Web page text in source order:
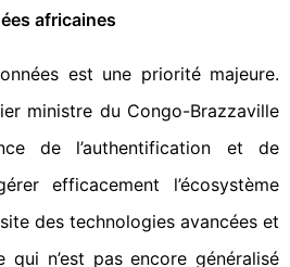
africaines
est une priorité majeure.
ministre du Congo-Brazzaville
de l’authentification et de
efficacement l’écosystème
des technologies avancées et
n’est pas encore généralisé